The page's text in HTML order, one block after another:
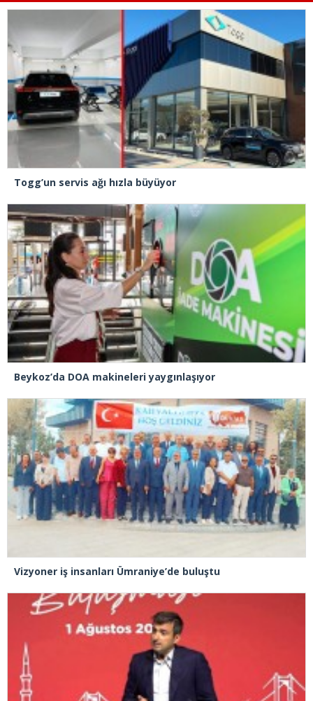
Togg’un servis ağı hızla büyüyor
Beykoz’da DOA makineleri yaygınlaşıyor
Vizyoner iş insanları Ümraniye’de buluştu